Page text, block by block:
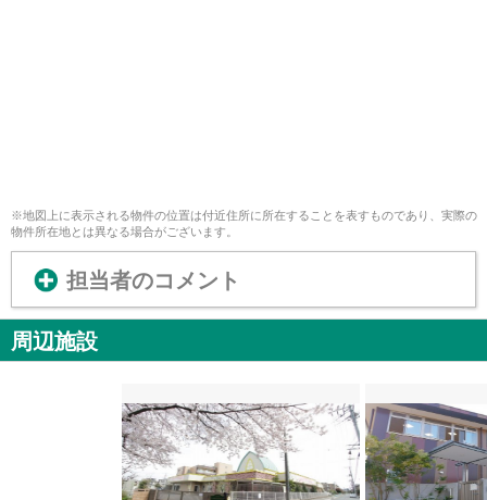
※地図上に表示される物件の位置は付近住所に所在することを表すものであり、実際の
物件所在地とは異なる場合がございます。
担当者のコメント
周辺施設